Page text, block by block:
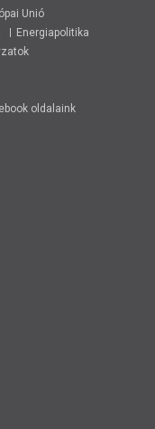
Unió
Energiapolitika
oldalaink